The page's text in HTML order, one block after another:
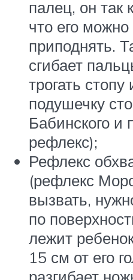
палец, он так
что его
приподнять.
сгибает
трогать
подушечку
Бабинского
рефлекс);
Рефлекс
(рефлекс
вызвать,
по
лежит
15 см от его
разгибает